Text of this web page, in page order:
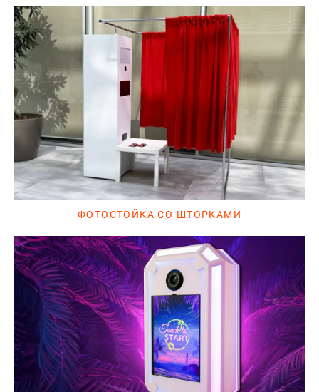
ФОТОСТОЙКА СО ШТОРКАМИ